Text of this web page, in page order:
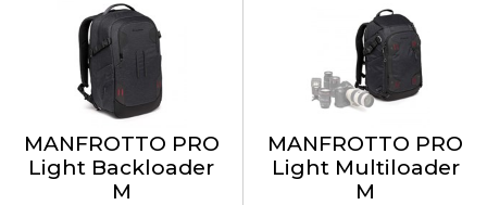
MANFROTTO PRO
Light Backloader
M
MANFROTTO PRO
Light Multiloader
M